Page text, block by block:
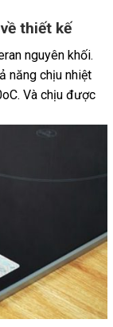
thiết kế
nguyên khối.
năng chịu nhiệt
Và chịu được